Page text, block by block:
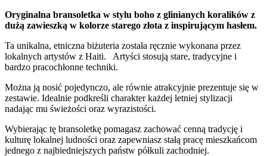
Oryginalna bransoletka w stylu boho z glinianych koralików z
dużą zawieszką w kolorze starego złota z inspirującym hasłem.
Ta unikalna, etniczna biżuteria została ręcznie wykonana przez
lokalnych artystów z Haiti. Artyści stosują stare, tradycyjne i
bardzo pracochłonne techniki.
Można ją nosić pojedynczo, ale równie atrakcyjnie prezentuje się w
zestawie. Idealnie podkreśli charakter każdej letniej stylizacji
nadając mu świeżości oraz wyrazistości.
Wybierając tę bransoletkę pomagasz zachować cenną tradycję i
kulturę lokalnej ludności oraz zapewniasz stałą pracę mieszkańcom
jednego z najbiedniejszych państw półkuli zachodniej.